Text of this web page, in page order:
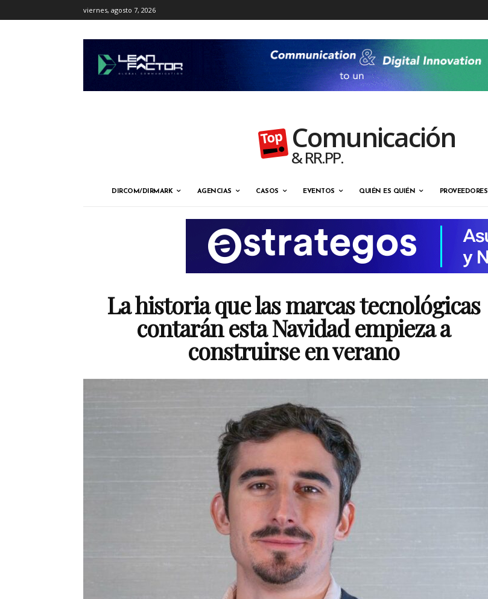
viernes, agosto 7, 2026
Comunicación
& RR.PP.
DIRCOM/DIRMARK AGENCIAS CASOS EVENTOS QUIÉN ES QUIÉN PROVEEDORES
La historia que las marcas tecnológicas
contarán esta Navidad empieza a
construirse en verano